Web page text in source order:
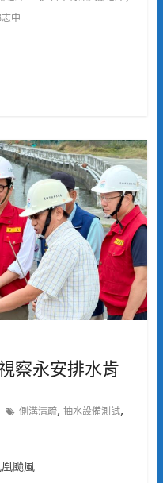
中
察永安排水肯
側溝清疏, 抽水設備測試,
颱風